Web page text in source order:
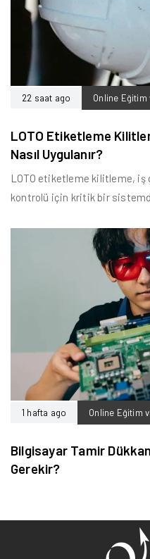
22 saat ago Online
LOTO Etiketleme
Nasıl Uygulanır?
LOTO etiketleme kilitleme, iş
kontrolü için kritik bir
1 hafta ago Online Eğitim
Bilgisayar Tamir
Gerekir?